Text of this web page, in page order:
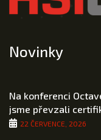
Novinky
Na konferenci
jsme převzali
22 ČERVENCE, 2026